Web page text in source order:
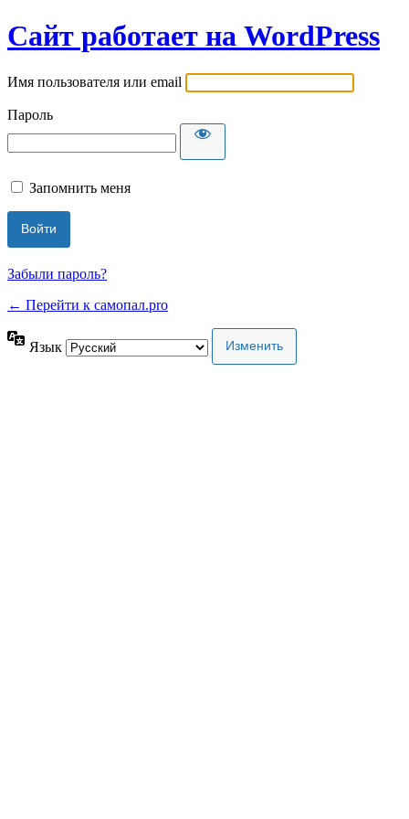
Сайт работает на WordPress
Имя пользователя или email
Пароль
Запомнить меня
Забыли пароль?
← Перейти к самопал.pro
Язык